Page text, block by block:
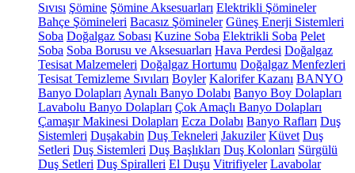
Sıvısı Şömine Şömine Aksesuarları Elektrikli Şömineler
Bahçe Şömineleri Bacasız Şömineler Güneş Enerji Sistemleri
Soba Doğalgaz Sobası Kuzine Soba Elektrikli Soba Pelet
Soba Soba Borusu ve Aksesuarları Hava Perdesi Doğalgaz
Tesisat Malzemeleri Doğalgaz Hortumu Doğalgaz Menfezleri
Tesisat Temizleme Sıvıları Boyler Kalorifer Kazanı BANYO
Banyo Dolapları Aynalı Banyo Dolabı Banyo Boy Dolapları
Lavabolu Banyo Dolapları Çok Amaçlı Banyo Dolapları
Çamaşır Makinesi Dolapları Ecza Dolabı Banyo Rafları Duş
Sistemleri Duşakabin Duş Tekneleri Jakuziler Küvet Duş
Setleri Duş Sistemleri Duş Başlıkları Duş Kolonları Sürgülü
Duş Setleri Duş Spiralleri El Duşu Vitrifiyeler Lavabolar